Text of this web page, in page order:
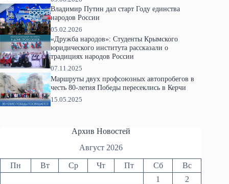
Владимир Путин дал старт Году единства
народов России
05.02.2026
«Дружба народов»: Студенты Крымского
юридического института рассказали о
традициях народов России
07.11.2025
Маршруты двух профсоюзных автопробегов в
честь 80-летия Победы пересеклись в Керчи
15.05.2025
Архив Новостей
Август 2026
Пн Вт Ср Чт Пт Сб
Вс
1
2